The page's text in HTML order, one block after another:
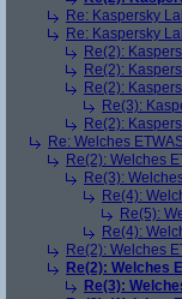
Re: Kaspersky
Re: Kaspersky
Re(2):
Re(2):
Re(2):
Re(3):
Re(2):
Re: Welches
Re(2): Welches
Re(3):
Re(4):
Re(5):
Re(4):
Re(2): Welches
Re(2): Welches
Re(3):